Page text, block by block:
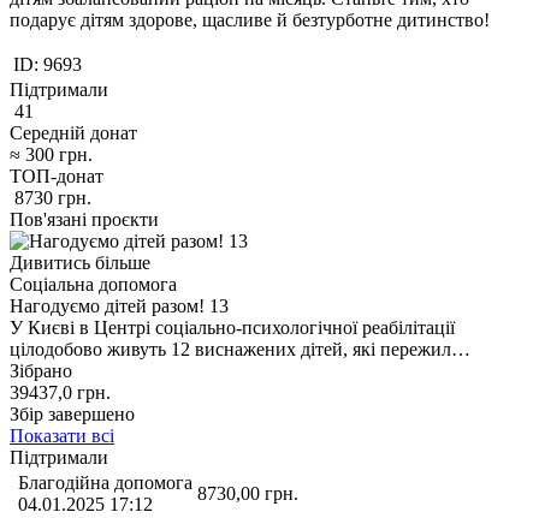
подарує дітям здорове, щасливе й безтурботне дитинство!
ID: 9693
Підтримали
41
Середній донат
≈ 300 грн.
ТОП-донат
8730 грн.
Пов'язані проєкти
Дивитись більше
Соціальна допомога
Нагодуємо дітей разом! 13
У Києві в Центрі соціально-психологічної реабілітації
цілодобово живуть 12 виснажених дітей, які пережил…
Зібрано
39437,0 грн.
Збір завершено
Показати всі
Підтримали
Благодійна допомога
04.01.2025 17:12
8730,00 грн.